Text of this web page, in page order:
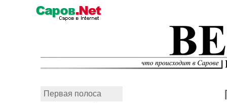
Первая полоса